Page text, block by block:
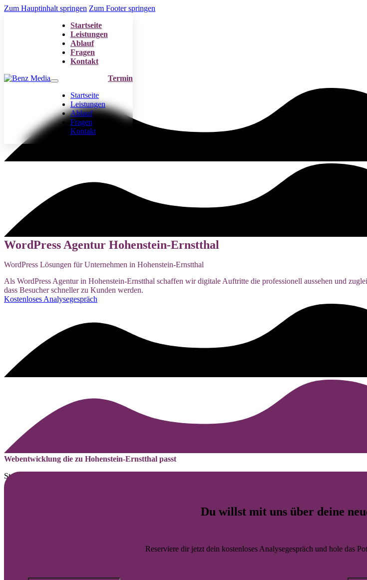
Zum Hauptinhalt springen Zum Footer springen
Startseite
Leistungen
Ablauf
Fragen
Kontakt
Startseite
Leistungen
Ablauf
Fragen
Kontakt
Termin
WordPress Agentur Hohenstein-Ernstthal
WordPress Lösungen für Unternehmen in Hohenstein-Ernstthal
Als WordPress Agentur in Hohenstein-Ernstthal schaffen wir digitale Auftritte die professionell aussehen und
dass Besucher schneller zu Kunden werden.
Kostenloses Analysegespräch
Webentwicklung die zu Hohenstein-Ernstthal passt
Starke Websites für lokale Marken in Hohenstein-Ernstthal
Du willst mit uns über deine
Reserviere dir jetzt dein kostenloses Analysegespräch und hole das